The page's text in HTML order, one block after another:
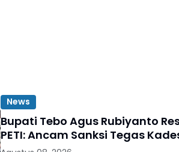
News
Bupati Tebo Agus Rubiyanto
PETI: Ancam Sanksi Tegas